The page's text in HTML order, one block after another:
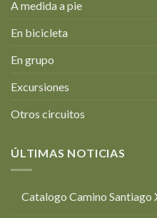
A medida a pie
En bicicleta
En grupo
Excursiones
Otros circuitos
ÚLTIMAS NOTICIAS
Catalogo Camino Santiago